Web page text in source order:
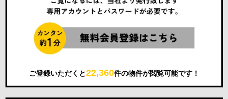
ご登録いただくと22,360件の物件が閲覧可能です！